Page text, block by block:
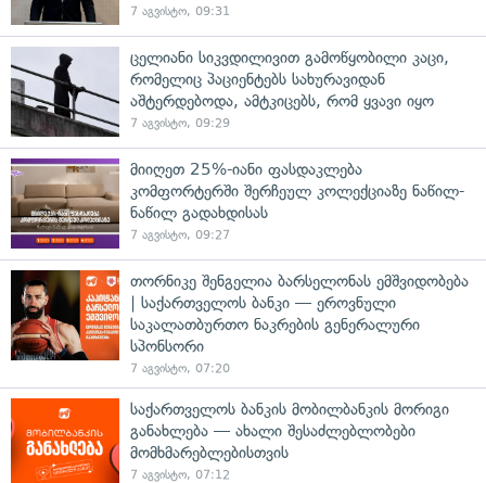
7 აგვისტო, 09:31
ცელიანი სიკვდილივით გამოწყობილი კაცი,
რომელიც პაციენტებს სახურავიდან
აშტერდებოდა, ამტკიცებს, რომ ყვავი იყო
7 აგვისტო, 09:29
მიიღეთ 25%-იანი ფასდაკლება
კომფორტერში შერჩეულ კოლექციაზე ნაწილ-
ნაწილ გადახდისას
7 აგვისტო, 09:27
თორნიკე შენგელია ბარსელონას ემშვიდობება
| საქართველოს ბანკი — ეროვნული
საკალათბურთო ნაკრების გენერალური
სპონსორი
7 აგვისტო, 07:20
საქართველოს ბანკის მობილბანკის მორიგი
განახლება — ახალი შესაძლებლობები
მომხმარებლებისთვის
7 აგვისტო, 07:12